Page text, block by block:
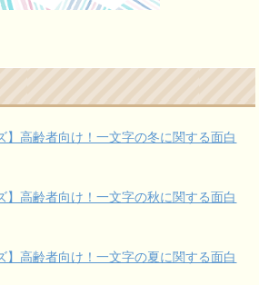
】高齢者向け！一文字の冬に関する面白
】高齢者向け！一文字の秋に関する面白
】高齢者向け！一文字の夏に関する面白